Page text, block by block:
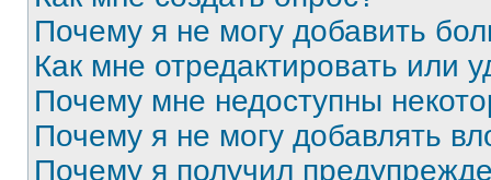
Почему я не могу добавить
Как мне отредактировать или
Почему мне недоступны
Почему я не могу добавлять
Почему я получил